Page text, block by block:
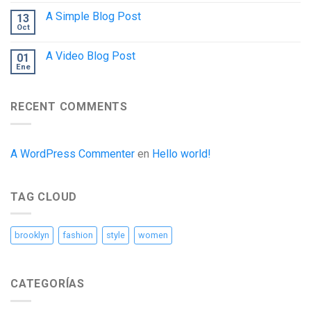
13
Oct
A Simple Blog Post
01
Ene
A Video Blog Post
RECENT COMMENTS
A WordPress Commenter en Hello world!
TAG CLOUD
brooklyn fashion style women
CATEGORÍAS